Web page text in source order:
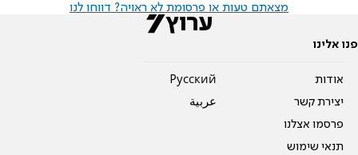
מצאתם טעות או פרסומת לא ראויה? דווחו לנו
פנו אלינו
אודות
יצירת קשר
פרסמו אצלנו
תנאי שימוש
Pусский
عربية